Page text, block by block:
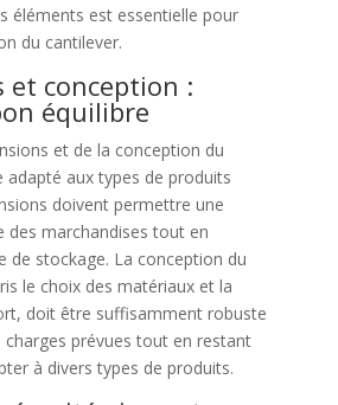
éléments est essentielle pour
du cantilever.
et conception :
équilibre
et de la conception du
adapté aux types de produits
doivent permettre une
des marchandises tout en
de stockage. La conception du
le choix des matériaux et la
doit être suffisamment robuste
prévues tout en restant
à divers types de produits.